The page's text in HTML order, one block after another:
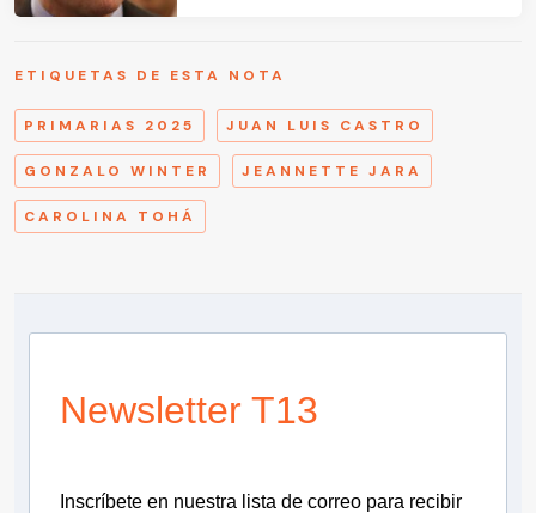
ETIQUETAS DE ESTA NOTA
PRIMARIAS 2025 JUAN LUIS CASTRO
GONZALO WINTER JEANNETTE JARA
CAROLINA TOHÁ
Newsletter T13
Inscríbete en nuestra lista de correo para recibir